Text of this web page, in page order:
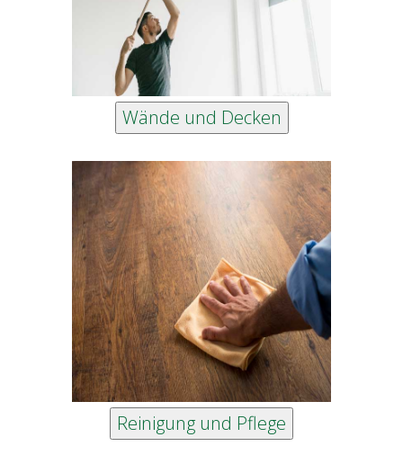
Reinigung und Pflege